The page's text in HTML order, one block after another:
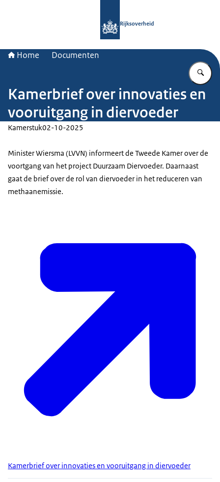
Rijksoverheid
Home Documenten
Kamerbrief over innovaties en
vooruitgang in diervoeder
Kamerstuk02-10-2025
Minister Wiersma (LVVN) informeert de Tweede Kamer over de
voortgang van het project Duurzaam Diervoeder. Daarnaast
gaat de brief over de rol van diervoeder in het reduceren van
methaanemissie.
Kamerbrief over innovaties en vooruitgang in diervoeder